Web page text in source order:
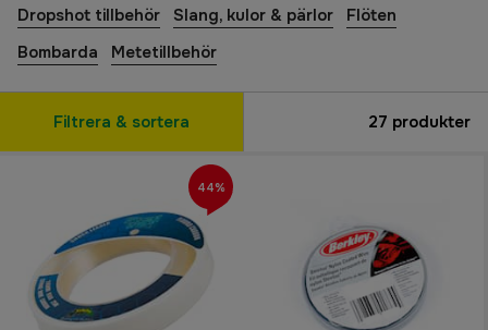
Dropshot tillbehör
Slang, kulor & pärlor
Flöten
Bombarda
Metetillbehör
Filtrera & sortera 27 produkter
44%